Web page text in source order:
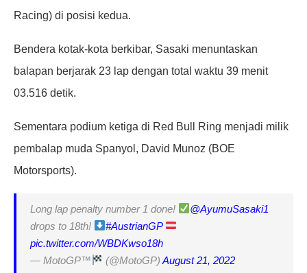
Racing) di posisi kedua.
Bendera kotak-kota berkibar, Sasaki menuntaskan
balapan berjarak 23 lap dengan total waktu 39 menit
03.516 detik.
Sementara podium ketiga di Red Bull Ring menjadi milik
pembalap muda Spanyol, David Munoz (BOE
Motorsports).
Long lap penalty number 1 done!
@AyumuSasaki1
drops to 18th!
#AustrianGP
pic.twitter.com/WBDKwso18h
— MotoGP™
(@MotoGP)August 21, 2022